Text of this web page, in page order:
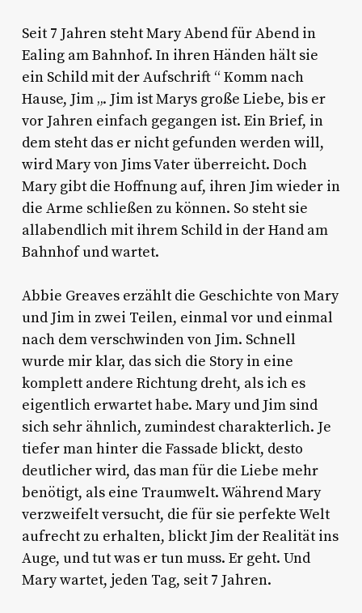
Seit 7 Jahren steht Mary Abend für Abend in
Ealing am Bahnhof. In ihren Händen hält sie
ein Schild mit der Aufschrift “ Komm nach
Hause, Jim „. Jim ist Marys große Liebe, bis er
vor Jahren einfach gegangen ist. Ein Brief, in
dem steht das er nicht gefunden werden will,
wird Mary von Jims Vater überreicht. Doch
Mary gibt die Hoffnung auf, ihren Jim wieder in
die Arme schließen zu können. So steht sie
allabendlich mit ihrem Schild in der Hand am
Bahnhof und wartet.
Abbie Greaves erzählt die Geschichte von Mary
und Jim in zwei Teilen, einmal vor und einmal
nach dem verschwinden von Jim. Schnell
wurde mir klar, das sich die Story in eine
komplett andere Richtung dreht, als ich es
eigentlich erwartet habe. Mary und Jim sind
sich sehr ähnlich, zumindest charakterlich. Je
tiefer man hinter die Fassade blickt, desto
deutlicher wird, das man für die Liebe mehr
benötigt, als eine Traumwelt. Während Mary
verzweifelt versucht, die für sie perfekte Welt
aufrecht zu erhalten, blickt Jim der Realität ins
Auge, und tut was er tun muss. Er geht. Und
Mary wartet, jeden Tag, seit 7 Jahren.